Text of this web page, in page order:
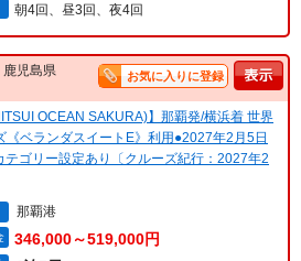
朝4回、昼3回、夜4回
鹿児島県 お気に入りに登録
OCEAN SAKURA)】那覇発/横浜着 世界
《ベランダスイートE》利用●2027年2月5日
テゴリー設定あり〔クルーズ紀行：2027年2
那覇港
346,000～519,000円